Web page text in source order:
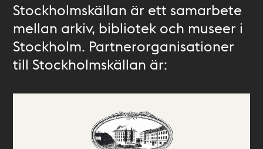
Stockholmskällan är ett samarbete
mellan arkiv, bibliotek och museer i
Stockholm. Partnerorganisationer
till Stockholmskällan är: